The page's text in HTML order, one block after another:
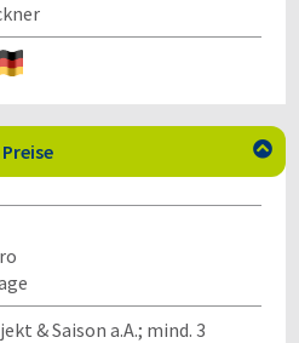
Preise 
& Saison a.A.; mind. 3